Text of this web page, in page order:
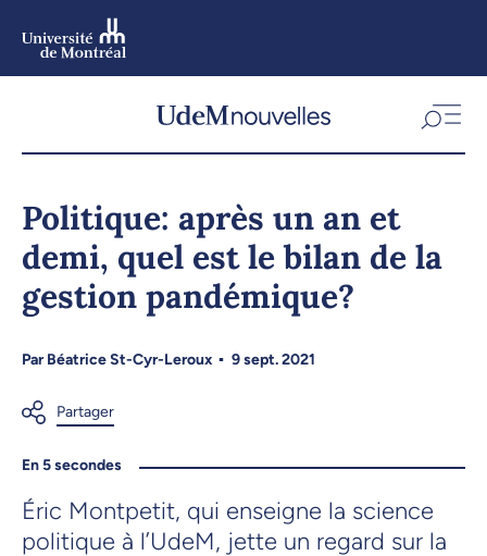
Politique: après un an et
demi, quel est le bilan de la
gestion pandémique?
ParBéatrice St-Cyr-Leroux 9 sept. 2021
En 5 secondes
Éric Montpetit, qui enseigne la science
politique à l’UdeM, jette un regard sur la